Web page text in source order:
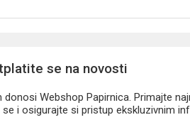
upotrebu. Kombinira funkcionalnost,
se na novosti
Webshop Papirnica. Primajte
i osigurajte si pristup ekskluzivnim